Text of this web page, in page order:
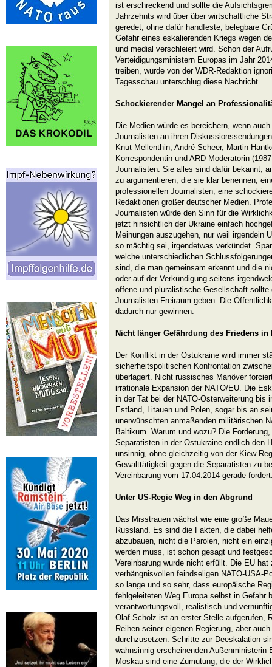
ist erschreckend und sollte die
Jahrzehnts wird über über wirtschaftliche
geredet, ohne dafür handfeste, belegbare
Gefahr eines eskalierenden Kriegs wegen
und medial verschleiert wird. Schon der
Verteidigungsministern Europas im Jahr
treiben, wurde von der WDR-Redaktion
Tagesschau unterschlug diese Nachricht.
Schockierender Mangel an
Die Medien würde es bereichern, wenn
Journalisten an ihren
Knut Mellenthin, André Scheer, Martin
Korrespondentin und ARD-Moderatorin
Journalisten. Sie alles sind dafür bekannt,
zu argumentieren, die sie klar benennen,
professionellen Journalisten, eine
Redaktionen großer deutscher Medien.
Journalisten würde den Sinn für die
jetzt hinsichtlich der Ukraine einfach
Meinungen auszugehen, nur weil irgendein
so mächtig sei, irgendetwas verkündet.
welche unterschiedlichen
sind, die man gemeinsam erkennt und die
oder auf der Verkündigung seitens
offene und pluralistische Gesellschaft sollte
Journalisten Freiraum geben. Die
dadurch nur gewinnen.
Nicht länger Gefährdung des Friedens in
Der Konflikt in der Ostukraine wird immer
sicherheitspolitischen Konfrontation
überlagert. Nicht russisches Manöver
irrationale Expansion der NATO/EU. Die
in der Tat bei der NATO-Osterweiterung bis
Estland, Litauen und Polen, sogar bis an
unerwünschten anmaßenden militärischen
Baltikum. Warum und wozu? Die
Separatisten in der Ostukraine endlich den
unsinnig, ohne gleichzeitig von der Kiew-
Gewalttätigkeit gegen die Separatisten zu
Vereinbarung vom 17.04.2014 gerade
Unter US-Regie Weg in den Abgrund
Das Misstrauen wächst wie eine große
Russland. Es sind die Fakten, die dabei
abzubauen, nicht die Parolen, nicht ein
werden muss, ist schon gesagt und
Vereinbarung wurde nicht erfüllt. Die EU hat
verhängnisvollen feindseligen NATO-USA-
so lange und so sehr, dass europäische
fehlgeleiteten Weg Europa selbst in Gefahr
verantwortungsvoll, realistisch und
Olaf Scholz ist an erster Stelle aufgerufen,
Reihen seiner eigenen Regierung, aber
durchzusetzen. Schritte zur Deeskalation
wahnsinnig erscheinenden Außenministerin
Moskau sind eine Zumutung, die der